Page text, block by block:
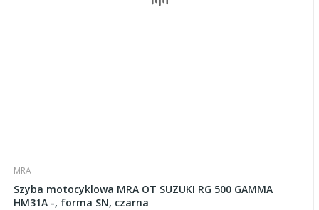
MRA
Szyba motocyklowa MRA OT SUZUKI RG 500 GAMMA
HM31A -, forma SN, czarna